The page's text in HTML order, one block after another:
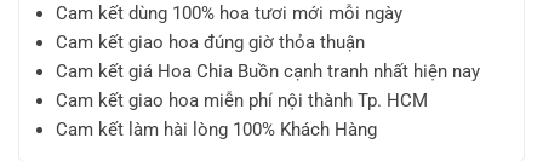
Cam kết dùng 100% hoa tươi mới mỗi ngày
Cam kết giao hoa đúng giờ thỏa thuận
Cam kết giá Hoa Chia Buồn cạnh tranh nhất hiện nay
Cam kết giao hoa miễn phí nội thành Tp. HCM
Cam kết làm hài lòng 100% Khách Hàng